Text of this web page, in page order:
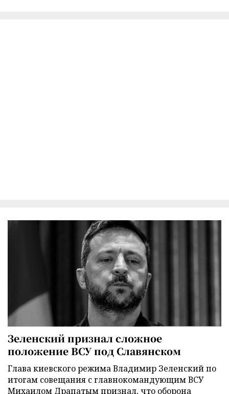
Зеленский признал сложное
положение ВСУ под Славянском
Глава киевского режима Владимир Зеленский по
итогам совещания с главнокомандующим ВСУ
Михаилом Драпатым признал, что оборона